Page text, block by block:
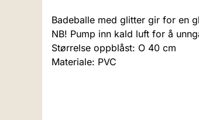
Badeballe med glitter gir for en
NB! Pump inn kald luft for å
Størrelse oppblåst: O 40 cm
Materiale: PVC